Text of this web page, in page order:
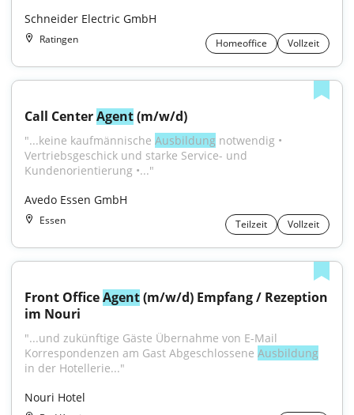
Schneider Electric GmbH
Ratingen Homeoffice Vollzeit
Call Center Agent (m/w/d)
"...keine kaufmännische Ausbildung notwendig •
Vertriebsgeschick und starke Service- und
Kundenorientierung •..."
Avedo Essen GmbH
Essen Teilzeit Vollzeit
Front Office Agent (m/w/d) Empfang / Rezeption
im Nouri
"...und zukünftige Gäste Übernahme von E-Mail
Korrespondenzen am Gast Abgeschlossene Ausbildung
in der Hotellerie..."
Nouri Hotel